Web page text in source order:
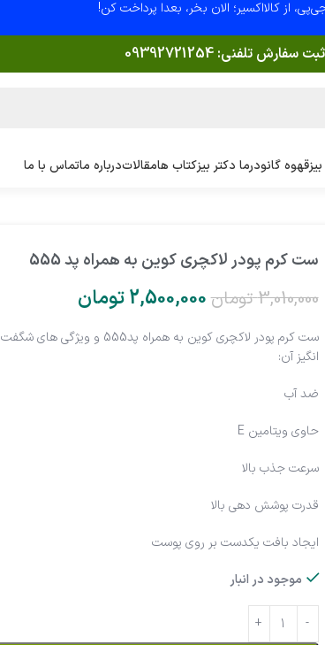
از کالااکسیر؛ الان بخر، بعدا پرداخت کن!
ثبت سفارش تلفنی:09392721254
قهوه گانودرما دکتر بیزکتاب هامقالاتدرباره ماتماس با ما
ست کرم پودر لاکچری کوین به همراه پد 555
3,010,000 تومان2,500,000تومان
ست کرم پودر لاکچری کوین به همراه پد555 و ویژگی های شگفت
انگیز آن:
ضد آب
حاوی ویتامین E
سرعت جذب بالا
قدرت پوشش دهی بالا
ایجاد بافت یکدست بر روی پوست
موجود در انبار